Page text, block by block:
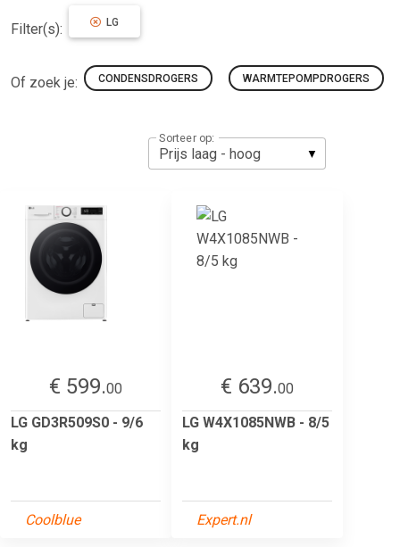
Filter(s): LG
Of zoek je: CONDENSDROGERS WARMTEPOMPDROGERS
Sorteer op:
€ 599.00
LG GD3R509S0 - 9/6
kg
Coolblue
€ 639.00
LG W4X1085NWB - 8/5
kg
Expert.nl